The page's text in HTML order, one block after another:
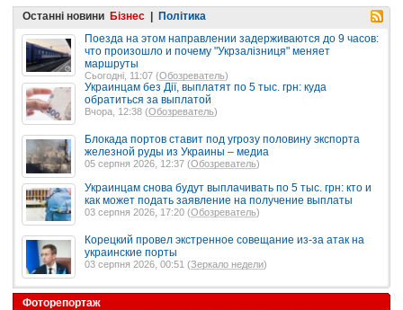
Останні новини Бізнес | Політика
Поезда на этом направлении задерживаются до 9 часов:
что произошло и почему "Укрзалізниця" меняет
маршруты
Сьогодні, 11:07 (Обозреватель)
Украинцам без Дії, выплатят по 5 тыс. грн: куда
обратиться за выплатой
Вчора, 12:38 (Обозреватель)
Блокада портов ставит под угрозу половину экспорта
железной руды из Украины – медиа
05 серпня 2026, 12:37 (Обозреватель)
Украинцам снова будут выплачивать по 5 тыс. грн: кто и
как может подать заявление на получение выплаты
03 серпня 2026, 17:20 (Обозреватель)
Корецкий провел экстренное совещание из-за атак на
украинские порты
03 серпня 2026, 00:51 (Зеркало недели)
Фоторепортаж